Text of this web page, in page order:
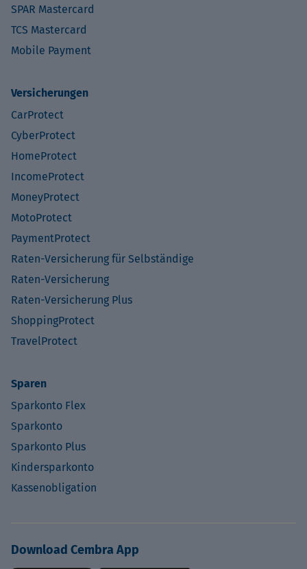
SPAR Mastercard
TCS Mastercard
Mobile Payment
Versicherungen
CarProtect
CyberProtect
HomeProtect
IncomeProtect
MoneyProtect
MotoProtect
PaymentProtect
Raten-Versicherung für Selbständige
Raten-Versicherung
Raten-Versicherung Plus
ShoppingProtect
TravelProtect
Sparen
Sparkonto Flex
Sparkonto
Sparkonto Plus
Kindersparkonto
Kassenobligation
Download Cembra App